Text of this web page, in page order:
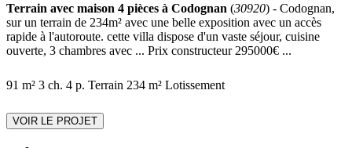
Terrain avec maison 4 pièces à Codognan (30920) - Codognan,
sur un terrain de 234m² avec une belle exposition avec un accès
rapide à l'autoroute. cette villa dispose d'un vaste séjour, cuisine
ouverte, 3 chambres avec ... Prix constructeur 295000€ ...
91 m² 3 ch. 4 p. Terrain 234 m² Lotissement
VOIR LE PROJET